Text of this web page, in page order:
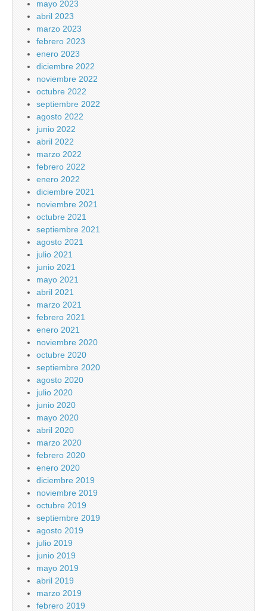
mayo 2023
abril 2023
marzo 2023
febrero 2023
enero 2023
diciembre 2022
noviembre 2022
octubre 2022
septiembre 2022
agosto 2022
junio 2022
abril 2022
marzo 2022
febrero 2022
enero 2022
diciembre 2021
noviembre 2021
octubre 2021
septiembre 2021
agosto 2021
julio 2021
junio 2021
mayo 2021
abril 2021
marzo 2021
febrero 2021
enero 2021
noviembre 2020
octubre 2020
septiembre 2020
agosto 2020
julio 2020
junio 2020
mayo 2020
abril 2020
marzo 2020
febrero 2020
enero 2020
diciembre 2019
noviembre 2019
octubre 2019
septiembre 2019
agosto 2019
julio 2019
junio 2019
mayo 2019
abril 2019
marzo 2019
febrero 2019